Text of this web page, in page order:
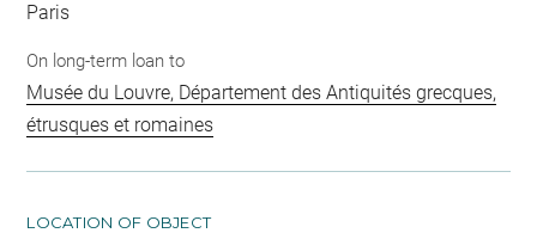
Paris
On long-term loan to
Musée du Louvre, Département des Antiquités grecques,
étrusques et romaines
LOCATION OF OBJECT